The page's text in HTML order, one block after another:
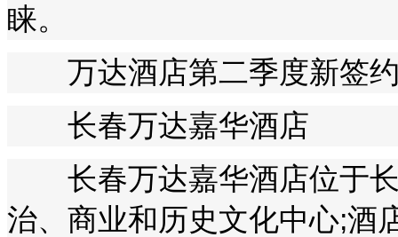
睐。
万达酒店第二季度新签约
长春万达嘉华酒店
长春万达嘉华酒店位于长
治、商业和历史文化中心;酒